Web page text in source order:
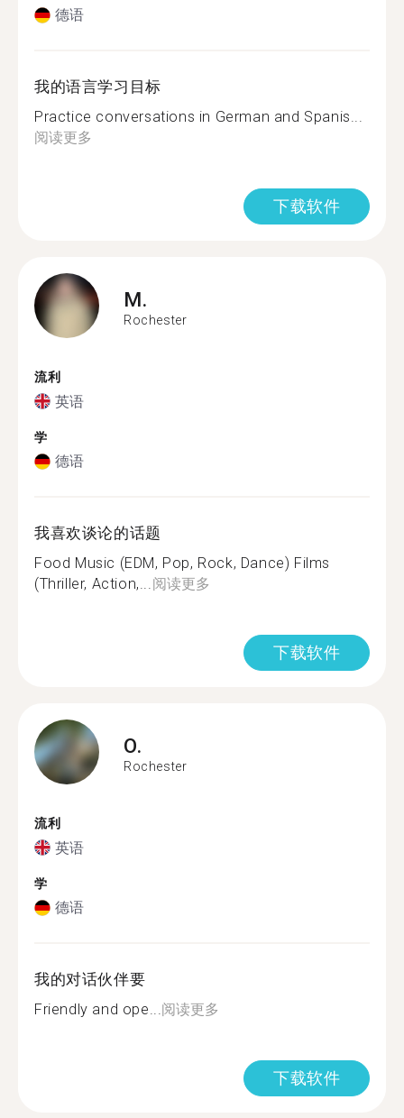
德语
我的语言学习目标
Practice conversations in German and Spanis...
阅读更多
下载软件
M.
Rochester
流利
英语
学
德语
我喜欢谈论的话题
Food Music (EDM, Pop, Rock, Dance) Films
(Thriller, Action,...阅读更多
下载软件
O.
Rochester
流利
英语
学
德语
我的对话伙伴要
Friendly and ope...阅读更多
下载软件